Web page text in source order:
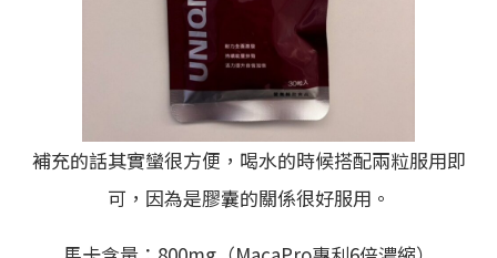
補充的話其實蠻很方便，喝水的時候搭配兩粒服用即
可，因為是膠囊的關係很好服用。